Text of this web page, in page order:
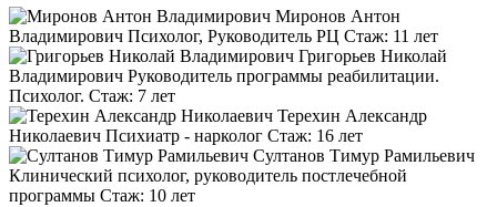
Миронов Антон
Владимирович Психолог, Руководитель РЦ Стаж: 11 лет
Григорьев Николай
Владимирович Руководитель программы реабилитации.
Психолог. Стаж: 7 лет
Терехин Александр
Николаевич Психиатр - нарколог Стаж: 16 лет
Султанов Тимур Рамильевич
Клинический психолог, руководитель постлечебной
программы Стаж: 10 лет